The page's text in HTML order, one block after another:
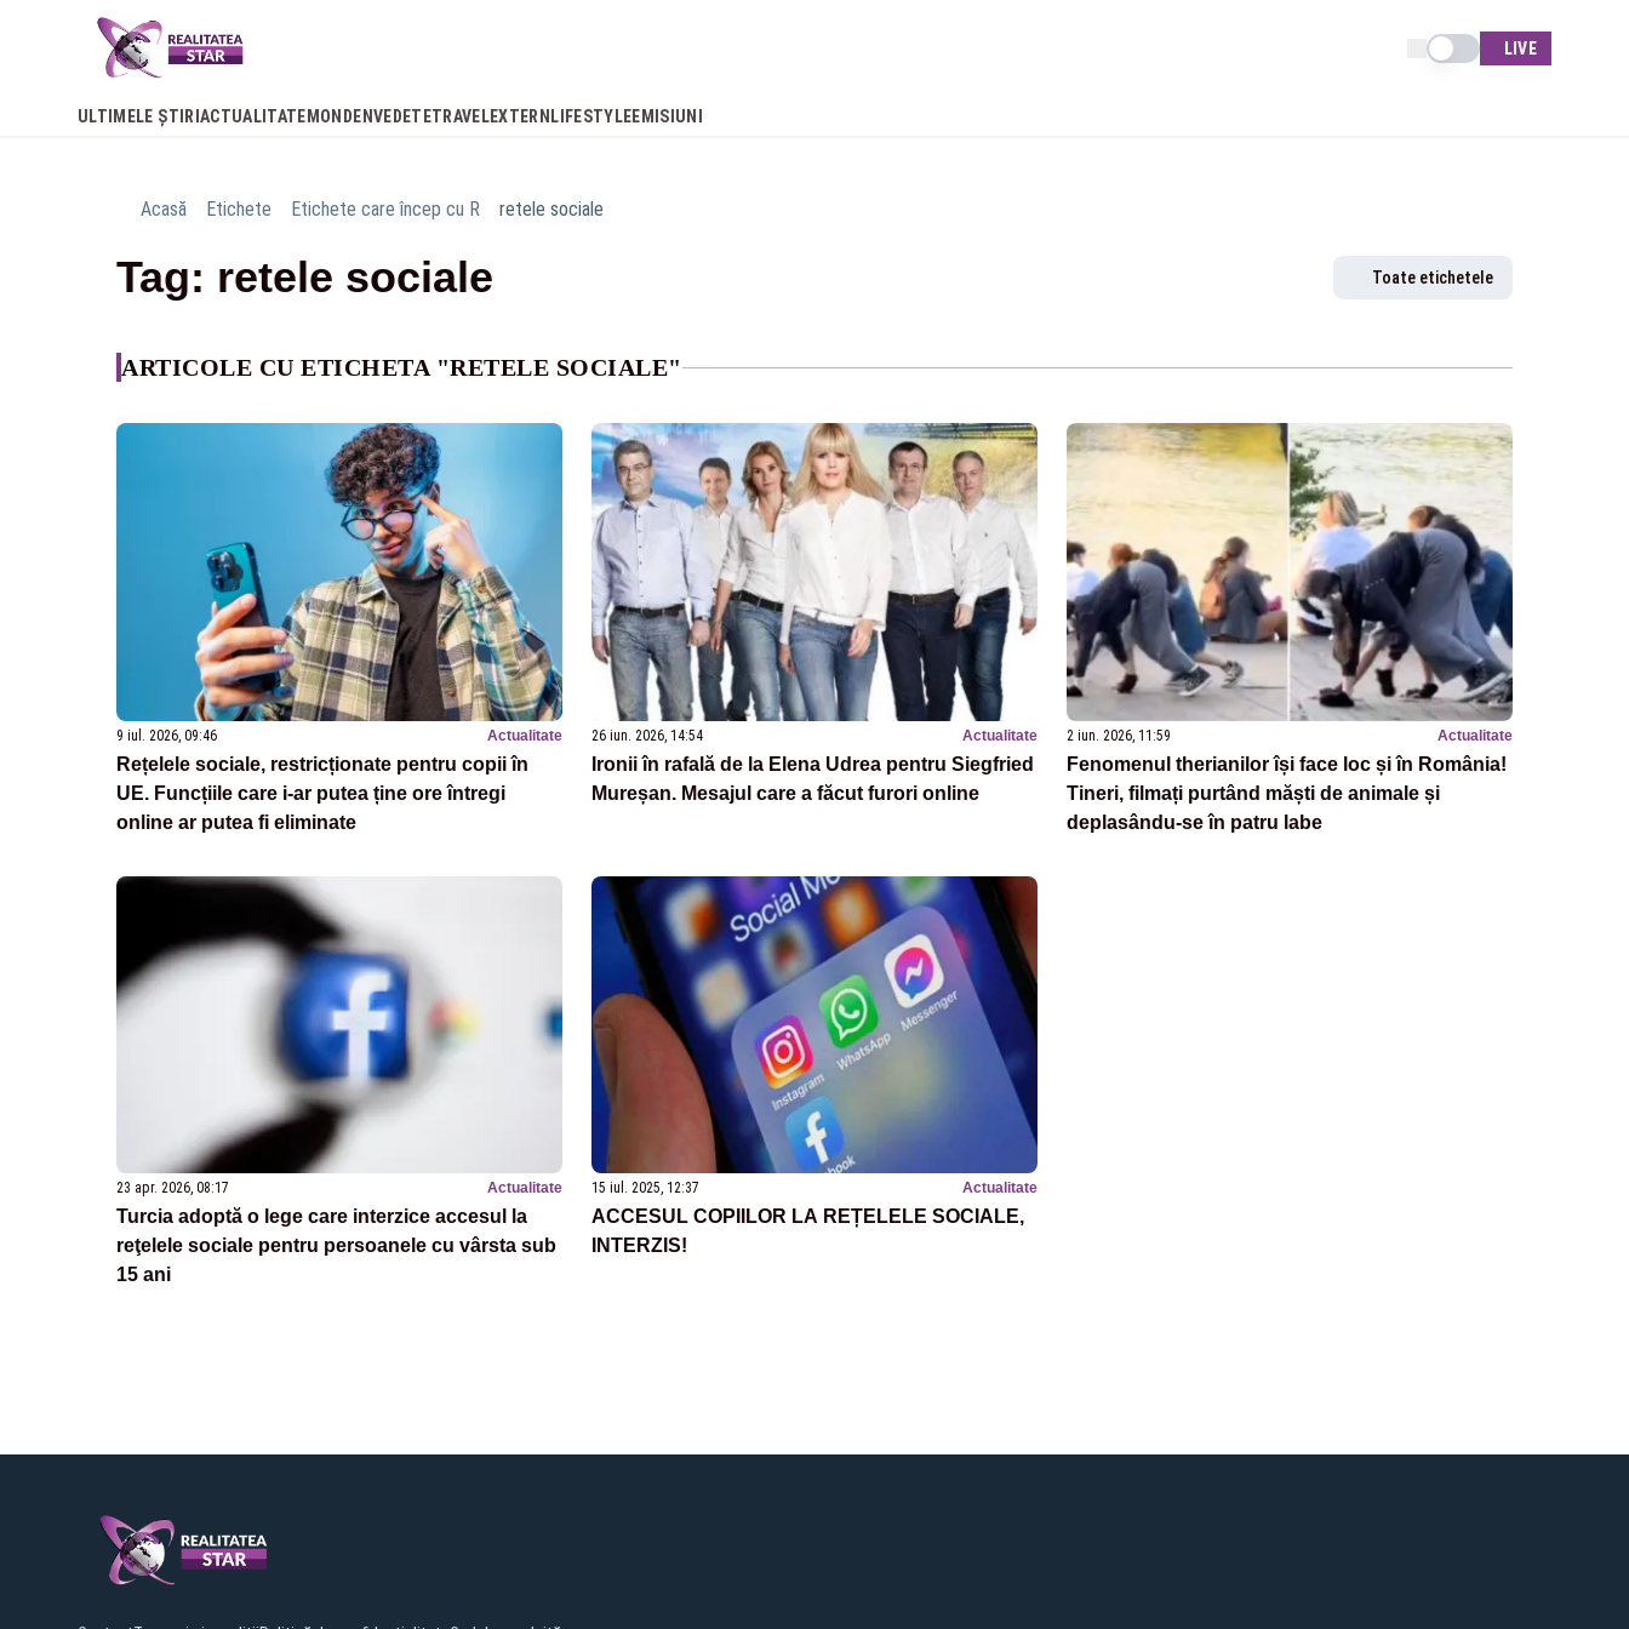
Schimba tema
LIVE
ULTIMELE ȘTIRI ACTUALITATE MONDENVEDETETRAVELEXTERN LIFESTYLEEMISIUNI
Acasă Etichete Etichete care încep cu R retele sociale
Tag: retele sociale Toate etichetele
ARTICOLE CU ETICHETA "RETELE SOCIALE"
9 iul. 2026, 09:46 Actualitate
Rețelele sociale, restricționate pentru copii în
UE. Funcțiile care i-ar putea ține ore întregi
online ar putea fi eliminate
26 iun. 2026, 14:54 Actualitate
Ironii în rafală de la Elena Udrea pentru Siegfried
Mureșan. Mesajul care a făcut furori online
2 iun. 2026, 11:59 Actualitate
Fenomenul therianilor își face loc și în România!
Tineri, filmați purtând măști de animale și
deplasându-se în patru labe
23 apr. 2026, 08:17 Actualitate
Turcia adoptă o lege care interzice accesul la
reţelele sociale pentru persoanele cu vârsta sub
15 ani
15 iul. 2025, 12:37 Actualitate
ACCESUL COPIILOR LA REȚELELE SOCIALE,
INTERZIS!